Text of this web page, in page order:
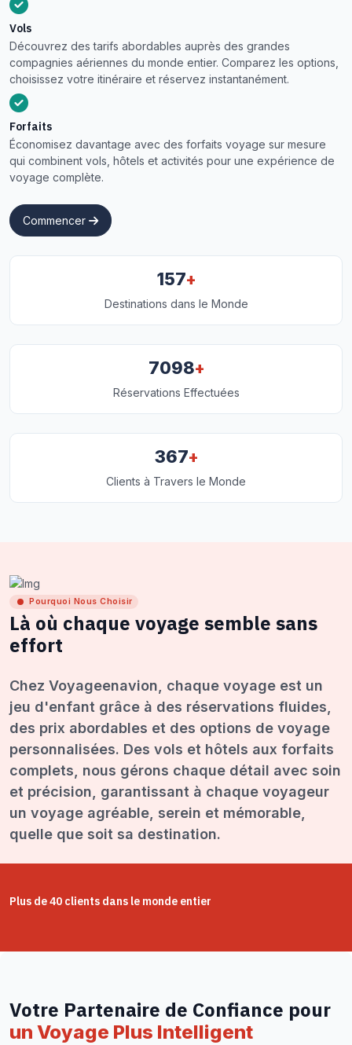
Vols
Découvrez des tarifs abordables auprès des grandes
compagnies aériennes du monde entier. Comparez les options,
choisissez votre itinéraire et réservez instantanément.
Forfaits
Économisez davantage avec des forfaits voyage sur mesure
qui combinent vols, hôtels et activités pour une expérience de
voyage complète.
Commencer
157+
Destinations dans le Monde
7098+
Réservations Effectuées
367+
Clients à Travers le Monde
Pourquoi Nous Choisir
Là où chaque voyage semble sans
effort
Chez Voyageenavion, chaque voyage est un
jeu d'enfant grâce à des réservations fluides,
des prix abordables et des options de voyage
personnalisées. Des vols et hôtels aux forfaits
complets, nous gérons chaque détail avec soin
et précision, garantissant à chaque voyageur
un voyage agréable, serein et mémorable,
quelle que soit sa destination.
Plus de 40 clients dans le monde entier
Votre Partenaire de Confiance pour
un Voyage Plus Intelligent